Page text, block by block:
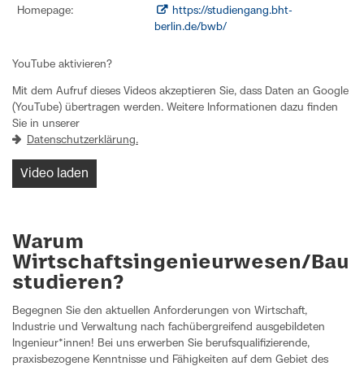
Homepage:
https://studiengang.bht-
berlin.de/bwb/
YouTube aktivieren?
Mit dem Aufruf dieses Videos akzeptieren Sie, dass Daten an Google
(YouTube) übertragen werden. Weitere Informationen dazu finden
Sie in unserer
Datenschutzerklärung.
Video laden
Warum
Wirtschaftsingenieurwesen/Bau
studieren?
Begegnen Sie den aktuellen Anforderungen von Wirtschaft,
Industrie und Verwaltung nach fachübergreifend ausgebildeten
Ingenieur*innen! Bei uns erwerben Sie berufsqualifizierende,
praxisbezogene Kenntnisse und Fähigkeiten auf dem Gebiet des